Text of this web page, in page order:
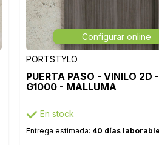
Configurar online
PORTSTYLO
PUERTA PASO - VINILO 2D
G1000 - MALLUMA
En stock
Entrega estimada: 40 días